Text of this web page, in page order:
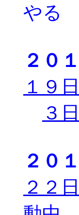
やる
２０
１９日
３日
２０
２２日